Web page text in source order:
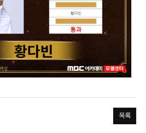
목록